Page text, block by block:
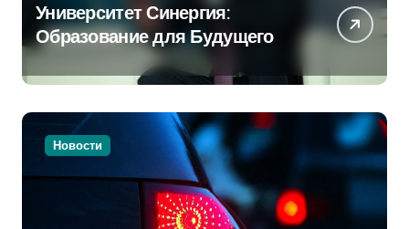
Университет Синергия:
Образование для Будущего
Новости